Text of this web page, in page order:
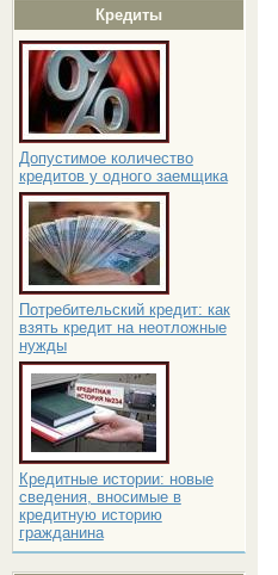
Кредиты
Допустимое количество
кредитов у одного заемщика
Потребительский кредит: как
взять кредит на неотложные
нужды
Кредитные истории: новые
сведения, вносимые в
кредитную историю
гражданина